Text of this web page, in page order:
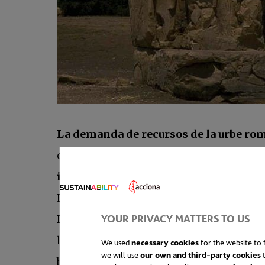
YOUR PRIVACY MATTERS TO US
We usednecessary cookiesfor the website to
we will useour own and third-party cookies
La demanda de recursos de la urbe
convertidos en graneros del imperio,
inercias de la escala alcanzada por
Las características y dimensiones de
Damasco (Siria), Bagdad (Iraq), con
los siglos XII y XIV como centro
barrios amurallados a lo largo de calles